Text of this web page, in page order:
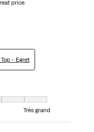
price.
- Egret
7 est égal à Très grand
Très grand